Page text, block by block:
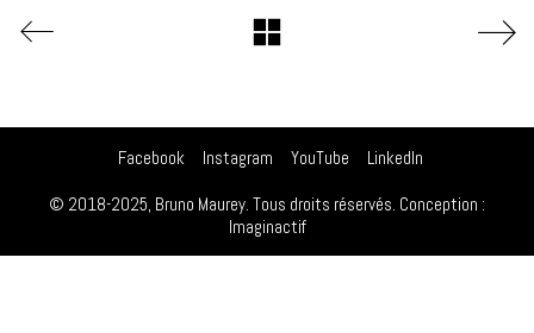
Facebook Instagram YouTube LinkedIn
© 2018-2025, Bruno Maurey. Tous droits réservés. Conception :
Imaginactif